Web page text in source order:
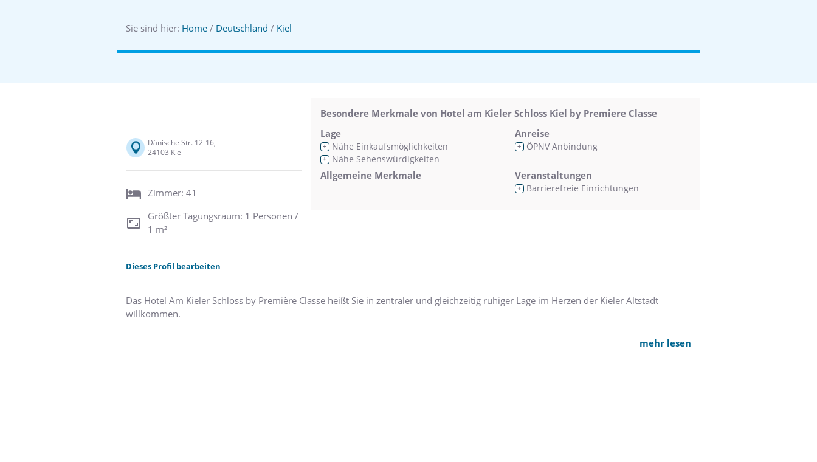
Sie sind hier: Home / Deutschland / Kiel
Dänische Str. 12-16,
24103 Kiel
Zimmer: 41
Größter Tagungsraum: 1 Personen /
1 m²
Dieses Profil bearbeiten
Besondere Merkmale von Hotel am Kieler Schloss Kiel by Premiere Classe
Lage
+ Nähe Einkaufsmöglichkeiten
+ Nähe Sehenswürdigkeiten
Anreise
+ ÖPNV Anbindung
Allgemeine Merkmale Veranstaltungen
+ Barrierefreie Einrichtungen
Das Hotel Am Kieler Schloss by Première Classe heißt Sie in zentraler und gleichzeitig ruhiger Lage im Herzen der Kieler Altstadt
willkommen.
Nur wenige Schritte vom Hotel entfernt befindet sich das in der gesamten Region berühmte Stadtschloss, das Kieler Schloss. Hiermehr lesen